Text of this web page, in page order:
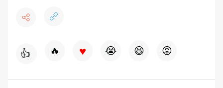
👍 🔥 ♥ 😭 😆 😡